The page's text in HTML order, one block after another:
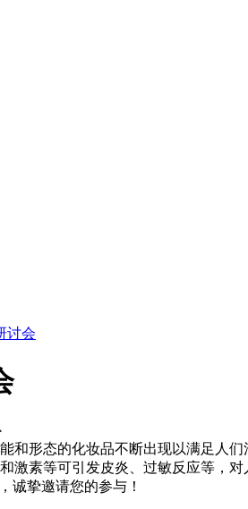
讨会
形态的化妆品不断出现以满足人
素等可引发皮炎、过敏反应等，
诚挚邀请您的参与！